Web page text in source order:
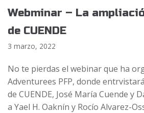
Webminar – La
de CUENDE
3 marzo, 2022
No te pierdas el webinar que ha
Adventurees PFP, donde
de CUENDE, José María Cuende y
a Yael H. Oaknín y Rocío Alvarez-